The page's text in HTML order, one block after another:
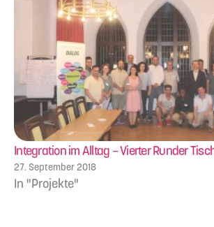
Integration im Alltag – Vierter Runder
27. September 2018
In "Projekte"